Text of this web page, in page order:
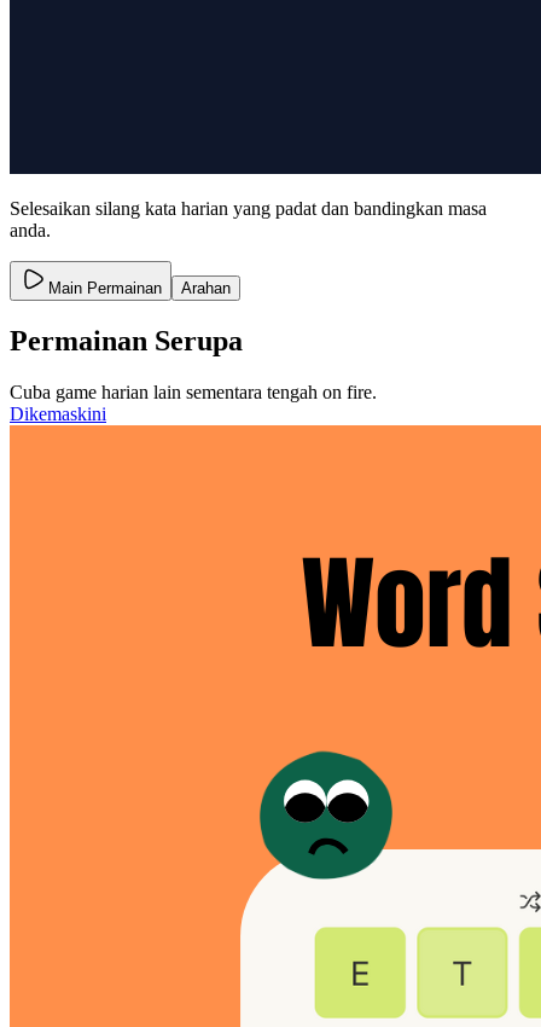
Selesaikan silang kata harian yang padat dan bandingkan masa
anda.
Main Permainan Arahan
Permainan Serupa
Cuba game harian lain sementara tengah on fire.
Dikemaskini